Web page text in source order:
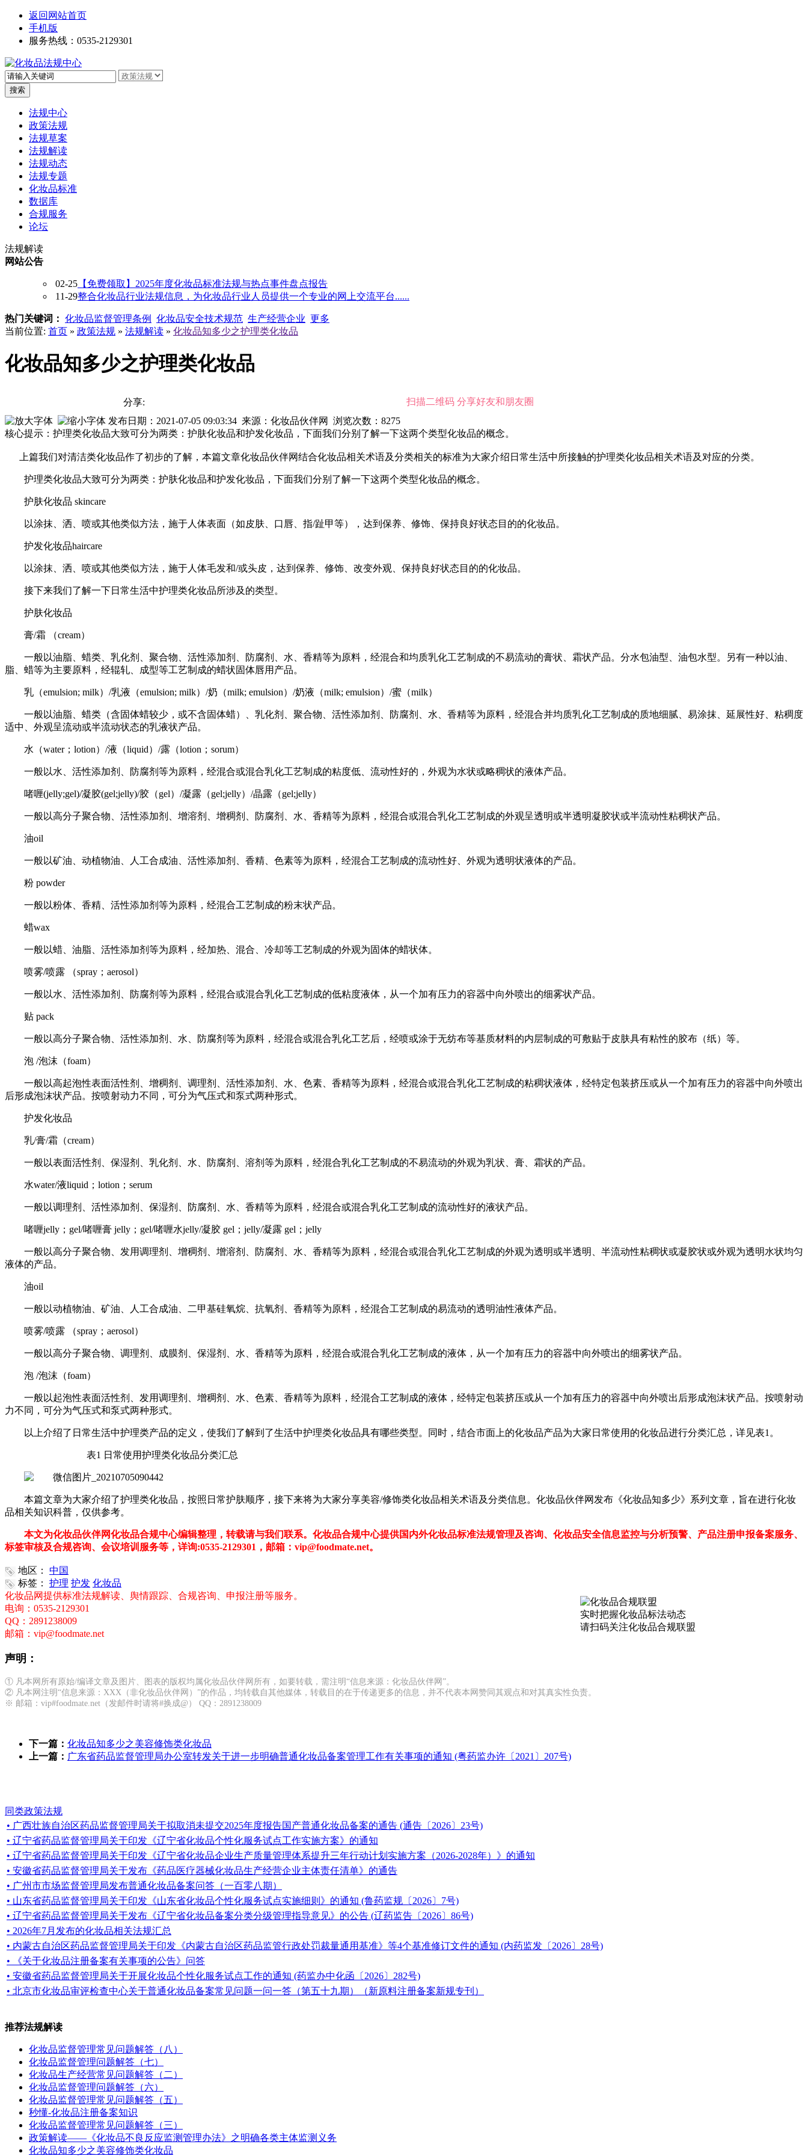
返回网站首页
手机版
服务热线：0535-2129301
法规中心
政策法规
法规草案
法规解读
法规动态
法规专题
化妆品标准
数据库
合规服务
论坛
法规解读
网站公告
02-25 【免费领取】2025年度化妆品标准法规与热点事件盘点报告
11-29整合化妆品行业法规信息，为化妆品行业人员提供一个专业的网上交流平台......
热门关键词： 化妆品监督管理条例 化妆品安全技术规范 生产经营企业 更多
当前位置: 首页 » 政策法规 » 法规解读 » 化妆品知多少之护理类化妆品
化妆品知多少之护理类化妆品
分享:
扫描二维码 分享好友和朋友圈
发布日期：2021-07-05 09:03:34 来源：化妆品伙伴网 浏览次数： 8275
核心提示：护理类化妆品大致可分为两类：护肤化妆品和护发化妆品，下面我们分别了解一下这两个类型化妆品的概念。
上篇我们对清洁类化妆品作了初步的了解，本篇文章化妆品伙伴网结合化妆品相关术语及分类相关的标准为大家介绍日常生活中所接触的护理类化妆品相关术语及对应的分类。
护理类化妆品大致可分为两类：护肤化妆品和护发化妆品，下面我们分别了解一下这两个类型化妆品的概念。
护肤化妆品 skincare
以涂抹、洒、喷或其他类似方法，施于人体表面（如皮肤、口唇、指/趾甲等），达到保养、修饰、保持良好状态目的的化妆品。
护发化妆品haircare
以涂抹、洒、喷或其他类似方法，施于人体毛发和/或头皮，达到保养、修饰、改变外观、保持良好状态目的的化妆品。
接下来我们了解一下日常生活中护理类化妆品所涉及的类型。
护肤化妆品
膏/霜 （cream）
一般以油脂、蜡类、乳化剂、聚合物、活性添加剂、防腐剂、水、香精等为原料，经混合和均质乳化工艺制成的不易流动的膏状、霜状产品。分水包油型、油包水型。另有一种以油、
脂、蜡等为主要原料，经辊轧、成型等工艺制成的蜡状固体唇用产品。
乳（emulsion; milk）/乳液（emulsion; milk）/奶（milk; emulsion）/奶液（milk; emulsion）/蜜（milk）
一般以油脂、蜡类（含固体蜡较少，或不含固体蜡）、乳化剂、聚合物、活性添加剂、防腐剂、水、香精等为原料，经混合并均质乳化工艺制成的质地细腻、易涂抹、延展性好、粘稠度
适中、外观呈流动或半流动状态的乳液状产品。
水（water；lotion）/液（liquid）/露（lotion；sorum）
一般以水、活性添加剂、防腐剂等为原料，经混合或混合乳化工艺制成的粘度低、流动性好的，外观为水状或略稠状的液体产品。
啫喱(jelly;gel)/凝胶(gel;jelly)/胶（gel）/凝露（gel;jelly）/晶露（gel;jelly）
一般以高分子聚合物、活性添加剂、增溶剂、增稠剂、防腐剂、水、香精等为原料，经混合或混合乳化工艺制成的外观呈透明或半透明凝胶状或半流动性粘稠状产品。
油oil
一般以矿油、动植物油、人工合成油、活性添加剂、香精、色素等为原料，经混合工艺制成的流动性好、外观为透明状液体的产品。
粉 powder
一般以粉体、香精、活性添加剂等为原料，经混合工艺制成的粉末状产品。
蜡wax
一般以蜡、油脂、活性添加剂等为原料，经加热、混合、冷却等工艺制成的外观为固体的蜡状体。
喷雾/喷露 （spray；aerosol）
一般以水、活性添加剂、防腐剂等为原料，经混合或混合乳化工艺制成的低粘度液体，从一个加有压力的容器中向外喷出的细雾状产品。
贴 pack
一般以高分子聚合物、活性添加剂、水、防腐剂等为原料，经混合或混合乳化工艺后，经喷或涂于无纺布等基质材料的内层制成的可敷贴于皮肤具有粘性的胶布（纸）等。
泡 /泡沫（foam）
一般以高起泡性表面活性剂、增稠剂、调理剂、活性添加剂、水、色素、香精等为原料，经混合或混合乳化工艺制成的粘稠状液体，经特定包装挤压或从一个加有压力的容器中向外喷出
后形成泡沫状产品。按喷射动力不同，可分为气压式和泵式两种形式。
护发化妆品
乳/膏/霜（cream）
一般以表面活性剂、保湿剂、乳化剂、水、防腐剂、溶剂等为原料，经混合乳化工艺制成的不易流动的外观为乳状、膏、霜状的产品。
水water/液liquid；lotion；serum
一般以调理剂、活性添加剂、保湿剂、防腐剂、水、香精等为原料，经混合或混合乳化工艺制成的流动性好的液状产品。
啫喱jelly；gel/啫喱膏 jelly；gel/啫喱水jelly/凝胶 gel；jelly/凝露 gel；jelly
一般以高分子聚合物、发用调理剂、增稠剂、增溶剂、防腐剂、水、香精等为原料，经混合或混合乳化工艺制成的外观为透明或半透明、半流动性粘稠状或凝胶状或外观为透明水状均匀
液体的产品。
油oil
一般以动植物油、矿油、人工合成油、二甲基硅氧烷、抗氧剂、香精等为原料，经混合工艺制成的易流动的透明油性液体产品。
喷雾/喷露 （spray；aerosol）
一般以高分子聚合物、调理剂、成膜剂、保湿剂、水、香精等为原料，经混合或混合乳化工艺制成的液体，从一个加有压力的容器中向外喷出的细雾状产品。
泡 /泡沫（foam）
一般以起泡性表面活性剂、发用调理剂、增稠剂、水、色素、香精等为原料，经混合工艺制成的液体，经特定包装挤压或从一个加有压力的容器中向外喷出后形成泡沫状产品。按喷射动
力不同，可分为气压式和泵式两种形式。
以上介绍了日常生活中护理类产品的定义，使我们了解到了生活中护理类化妆品具有哪些类型。同时，结合市面上的化妆品产品为大家日常使用的化妆品进行分类汇总，详见表1。
表1 日常使用护理类化妆品分类汇总
本篇文章为大家介绍了护理类化妆品，按照日常护肤顺序，接下来将为大家分享美容/修饰类化妆品相关术语及分类信息。化妆品伙伴网发布《化妆品知多少》系列文章，旨在进行化妆
品相关知识科普，仅供参考。
本文为化妆品伙伴网化妆品合规中心编辑整理，转载请与我们联系。化妆品合规中心提供国内外化妆品标准法规管理及咨询、化妆品安全信息监控与分析预警、产品注册申报备案服务、
标签审核及合规咨询、会议培训服务等，详询:0535-2129301，邮箱：vip@foodmate.net。
地区：
中国
标签：
护理 护发 化妆品
化妆品网提供标准法规解读、舆情跟踪、合规咨询、申报注册等服务。
电询：0535-2129301
QQ：2891238009
邮箱：vip@foodmate.net
实时把握化妆品标法动态
请扫码关注化妆品合规联盟
声明：
① 凡本网所有原始/编译文章及图片、图表的版权均属化妆品伙伴网所有，如要转载，需注明“信息来源：化妆品伙伴网”。
② 凡本网注明“信息来源：XXX（非化妆品伙伴网）”的作品，均转载自其他媒体，转载目的在于传递更多的信息，并不代表本网赞同其观点和对其真实性负责。
※ 邮箱：vip#foodmate.net（发邮件时请将#换成@） QQ：2891238009
下一篇： 化妆品知多少之美容修饰类化妆品
上一篇： 广东省药品监督管理局办公室转发关于进一步明确普通化妆品备案管理工作有关事项的通知 (粤药监办许〔2021〕207号)
同类政策法规
• 广西壮族自治区药品监督管理局关于拟取消未提交2025年度报告国产普通化妆品备案的通告 (通告〔2026〕23号)
• 辽宁省药品监督管理局关于印发《辽宁省化妆品个性化服务试点工作实施方案》的通知
• 辽宁省药品监督管理局关于印发《辽宁省化妆品企业生产质量管理体系提升三年行动计划实施方案（2026-2028年）》的通知
• 安徽省药品监督管理局关于发布《药品医疗器械化妆品生产经营企业主体责任清单》的通告
• 广州市市场监督管理局发布普通化妆品备案问答（一百零八期）
• 山东省药品监督管理局关于印发《山东省化妆品个性化服务试点实施细则》的通知 (鲁药监规〔2026〕7号)
• 辽宁省药品监督管理局关于发布《辽宁省化妆品备案分类分级管理指导意见》的公告 (辽药监告〔2026〕86号)
• 2026年7月发布的化妆品相关法规汇总
• 内蒙古自治区药品监督管理局关于印发《内蒙古自治区药品监管行政处罚裁量通用基准》等4个基准修订文件的通知 (内药监发〔2026〕28号)
• 《关于化妆品注册备案有关事项的公告》问答
• 安徽省药品监督管理局关于开展化妆品个性化服务试点工作的通知 (药监办中化函〔2026〕282号)
• 北京市化妆品审评检查中心关于普通化妆品备案常见问题一问一答（第五十九期）（新原料注册备案新规专刊）
推荐法规解读
化妆品监督管理常见问题解答（八）
化妆品监督管理问题解答（七）
化妆品生产经营常见问题解答（二）
化妆品监督管理问题解答（六）
化妆品监督管理常见问题解答（五）
秒懂-化妆品注册备案知识
化妆品监督管理常见问题解答（三）
政策解读——《化妆品不良反应监测管理办法》之明确各类主体监测义务
化妆品知多少之美容修饰类化妆品